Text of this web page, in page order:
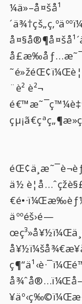
¼ä»–å¤šå¹
¨è² è²¬
ä½
äººéš›é—
¥äº‹ç‰©ï¼Œæ¬